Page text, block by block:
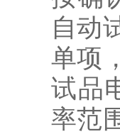
自动
单项
试品
率范